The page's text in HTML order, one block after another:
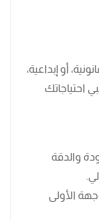
أو إبداعية،
احتياجاتك
والدقة
الأولى